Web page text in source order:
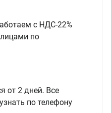
с НДС-22%
по
от 2 дней. Все
по телефону